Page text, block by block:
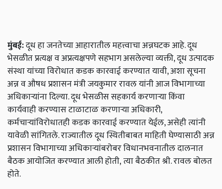
मुंबई:दूध हा जनतेच्या आहारातील महत्त्वाचा अन्नघटक आहे. दूध
भेसळीत प्रत्यक्ष व अप्रत्यक्षपणे सहभाग असलेल्या व्यक्ती, दूध उत्पादक
संस्था यांच्या विरोधात कडक कारवाई करण्यात यावी, अशा सूचना
अन्न व औषध प्रशासन मंत्री जयकुमार रावल यांनी आज विभागाच्या
अधिकाऱ्यांना दिल्या. दूध भेसळीस सहकार्य करणाऱ्या किंवा
कार्यवाही करण्यास टाळाटाळ करणाऱ्या अधिकारी,
कर्मचाऱ्यांविरोधातही कडक कारवाई करण्यात येईल, असेही त्यांनी
यावेळी सांगितले. राज्यातील दूध स्थितीबाबत माहिती घेण्यासाठी अन्न
प्रशासन विभागाच्या अधिकाऱ्यांबरोबर विधानभवनातील दालनात
बैठक आयोजित करण्यात आली होती,त्या बैठकीत श्री. रावल बोलत
होते.